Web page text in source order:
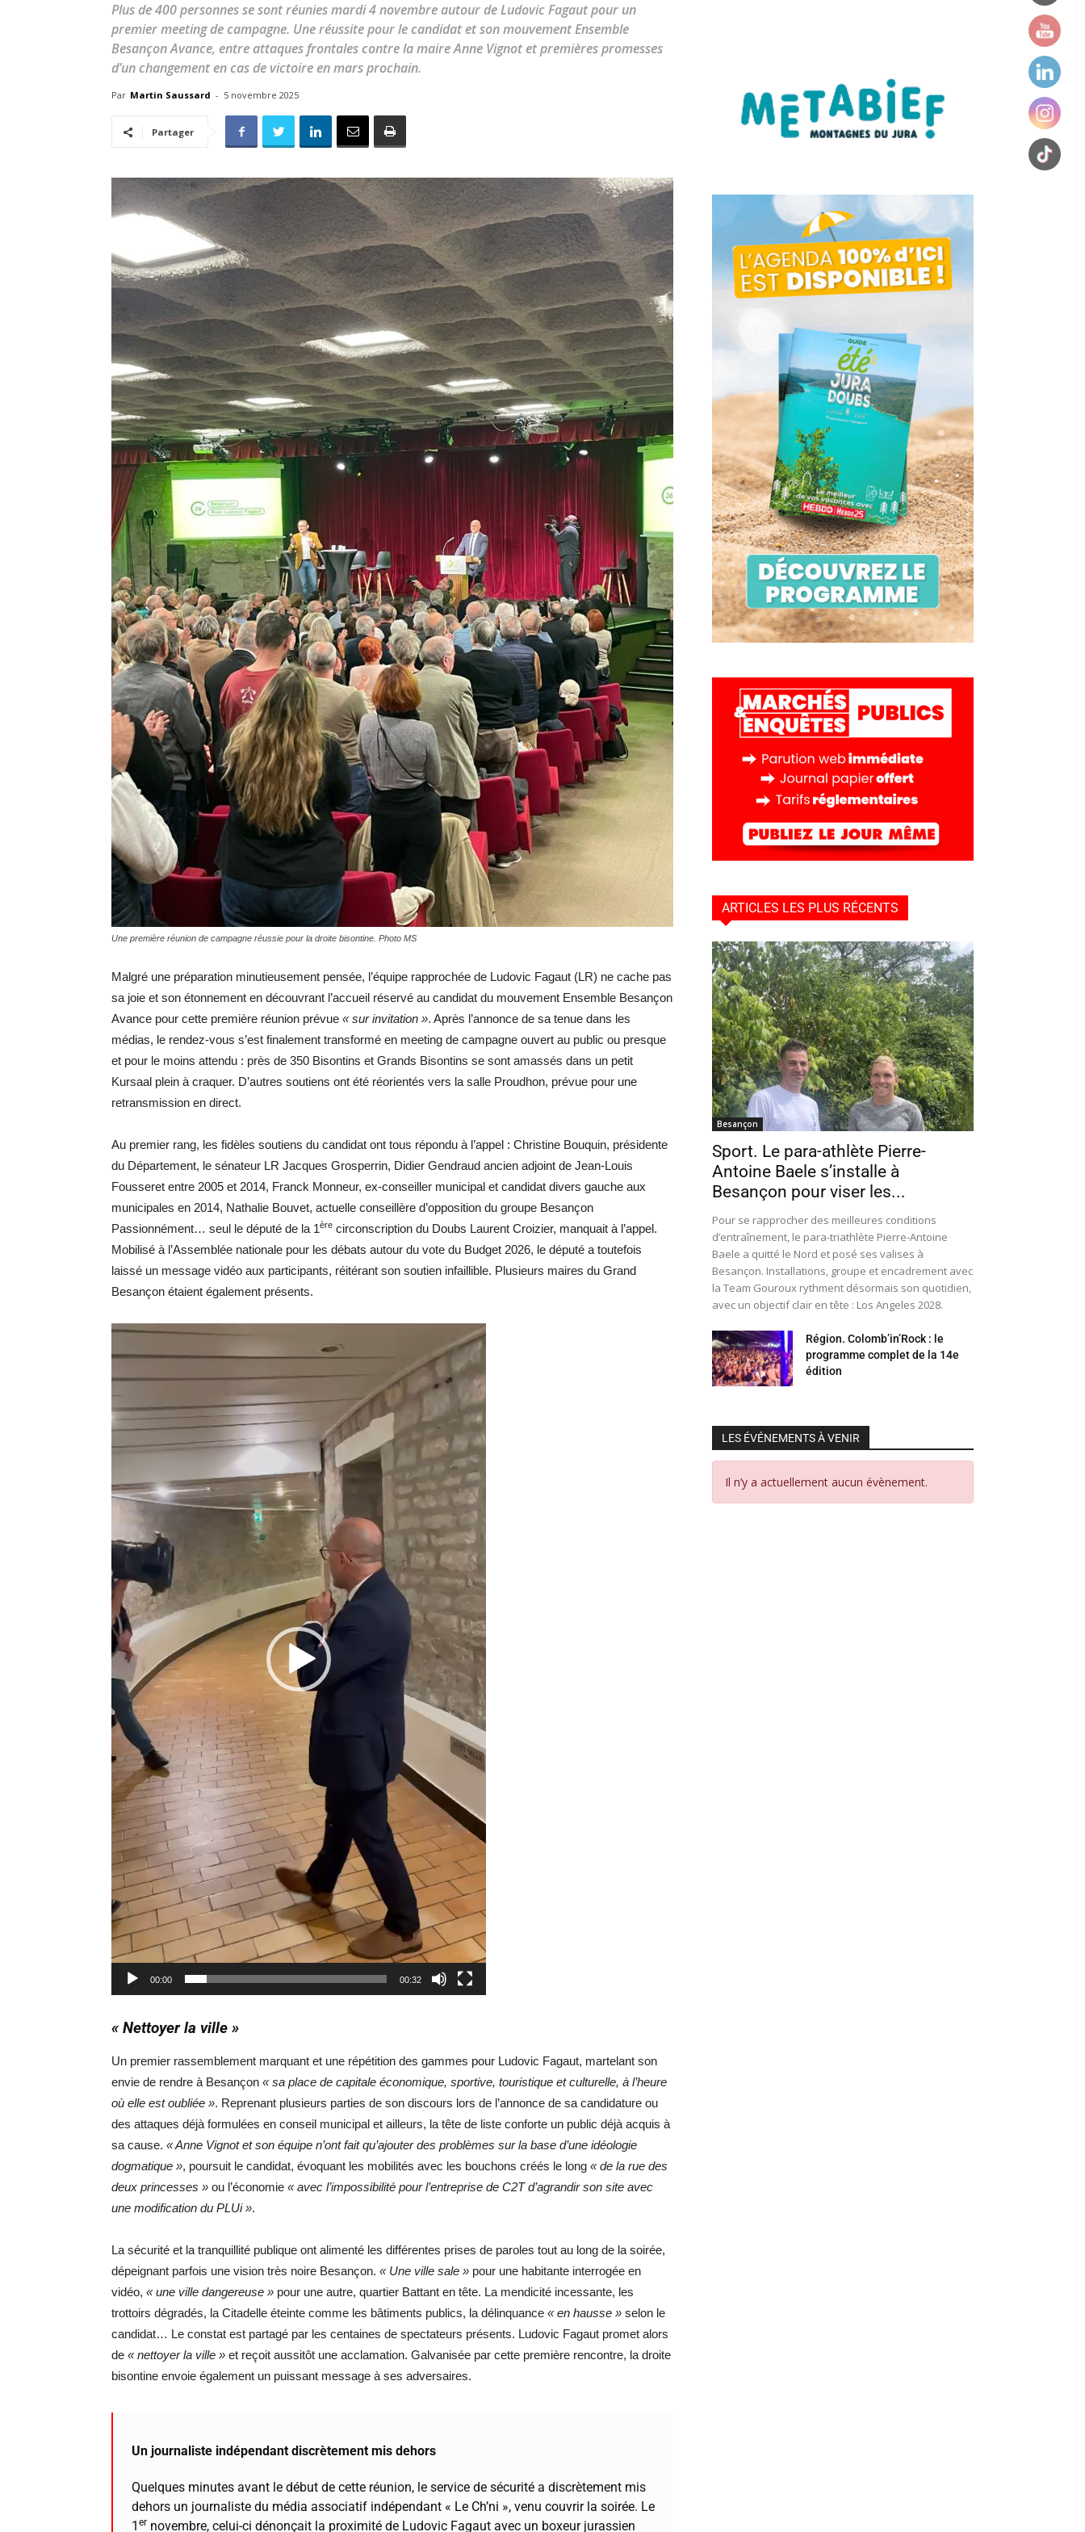
toute
locale
Hebdo25
Plus de 400 personnes se sont réunies mardi 4 novembre autour de Ludovic Fagaut pour un
premier meeting de campagne. Une réussite pour le candidat et son mouvement Ensemble
Besançon Avance, entre attaques frontales contre la maire Anne Vignot et premières promesses
d’un changement en cas de victoire en mars prochain.
Par Martin Saussard - 5 novembre 2025
Partager
Une première réunion de campagne réussie pour la droite bisontine. Photo MS
Malgré une préparation minutieusement pensée, l’équipe rapprochée de Ludovic Fagaut (LR) ne cache pas
sa joie et son étonnement en découvrant l’accueil réservé au candidat du mouvement Ensemble Besançon
Avance pour cette première réunion prévue « sur invitation ». Après l’annonce de sa tenue dans les
médias, le rendez-vous s’est finalement transformé en meeting de campagne ouvert au public ou presque
et pour le moins attendu : près de 350 Bisontins et Grands Bisontins se sont amassés dans un petit
Kursaal plein à craquer. D’autres soutiens ont été réorientés vers la salle Proudhon, prévue pour une
retransmission en direct.
Au premier rang, les fidèles soutiens du candidat ont tous répondu à l’appel : Christine Bouquin, présidente
du Département, le sénateur LR Jacques Grosperrin, Didier Gendraud ancien adjoint de Jean-Louis
Fousseret entre 2005 et 2014, Franck Monneur, ex-conseiller municipal et candidat divers gauche aux
municipales en 2014, Nathalie Bouvet, actuelle conseillère d’opposition du groupe Besançon
Passionnément… seul le député de la 1ère circonscription du Doubs Laurent Croizier, manquait à l’appel.
Mobilisé à l’Assemblée nationale pour les débats autour du vote du Budget 2026, le député a toutefois
laissé un message vidéo aux participants, réitérant son soutien infaillible. Plusieurs maires du Grand
Besançon étaient également présents.
Lecteur
vidéo
00:00 00:32
« Nettoyer la ville »
Un premier rassemblement marquant et une répétition des gammes pour Ludovic Fagaut, martelant son
envie de rendre à Besançon « sa place de capitale économique, sportive, touristique et culturelle, à l’heure
où elle est oubliée ». Reprenant plusieurs parties de son discours lors de l’annonce de sa candidature ou
des attaques déjà formulées en conseil municipal et ailleurs, la tête de liste conforte un public déjà acquis à
sa cause. « Anne Vignot et son équipe n’ont fait qu’ajouter des problèmes sur la base d’une idéologie
dogmatique », poursuit le candidat, évoquant les mobilités avec les bouchons créés le long « de la rue des
deux princesses » ou l’économie « avec l’impossibilité pour l’entreprise de C2T d’agrandir son site avec
une modification du PLUi ».
La sécurité et la tranquillité publique ont alimenté les différentes prises de paroles tout au long de la soirée,
dépeignant parfois une vision très noire Besançon. « Une ville sale » pour une habitante interrogée en
vidéo, « une ville dangereuse » pour une autre, quartier Battant en tête. La mendicité incessante, les
trottoirs dégradés, la Citadelle éteinte comme les bâtiments publics, la délinquance « en hausse » selon le
candidat… Le constat est partagé par les centaines de spectateurs présents. Ludovic Fagaut promet alors
de « nettoyer la ville » et reçoit aussitôt une acclamation. Galvanisée par cette première rencontre, la droite
bisontine envoie également un puissant message à ses adversaires.
Un journaliste indépendant discrètement mis dehors
Quelques minutes avant le début de cette réunion, le service de sécurité a discrètement mis
dehors un journaliste du média associatif indépendant « Le Ch’ni », venu couvrir la soirée. Le
1 er novembre, celui-ci dénonçait la proximité de Ludovic Fagaut avec un boxeur jurassien
ARTICLES LES PLUS RÉCENTS
Besançon
Sport. Le para-athlète Pierre-
Antoine Baele s’installe à
Besançon pour viser les...
Pour se rapprocher des meilleures conditions
d’entraînement, le para-triathlète Pierre-Antoine
Baele a quitté le Nord et posé ses valises à
Besançon. Installations, groupe et encadrement avec
la Team Gouroux rythment désormais son quotidien,
avec un objectif clair en tête : Los Angeles 2028.
Région. Colomb’in’Rock : le
programme complet de la 14e
édition
LES ÉVÉNEMENTS À VENIR
Il n’y a actuellement aucun évènement.